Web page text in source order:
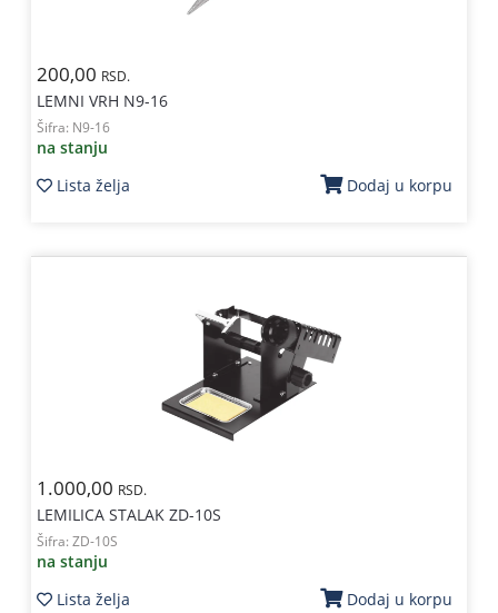
200,00 RSD.
LEMNI VRH N9-16
Šifra: N9-16
na stanju
Lista želja
Dodaj u korpu
1.000,00 RSD.
LEMILICA STALAK ZD-10S
Šifra: ZD-10S
na stanju
Lista želja
Dodaj u korpu